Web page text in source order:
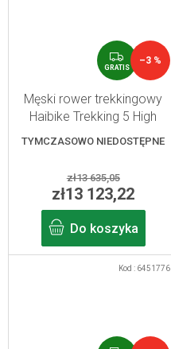
G
R
A
T
I
S
GRATIS
–3 %
Męski rower trekkingowy
Haibike Trekking 5 High
limonkowy/czarny XXL
TYMCZASOWO NIEDOSTĘPNE
zł13 635,05
zł13 123,22
Do koszyka
Kod : 6451776